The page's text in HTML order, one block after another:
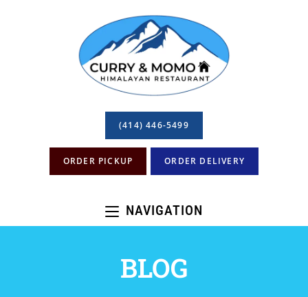
(414) 446-5499
ORDER PICKUP ORDER DELIVERY
NAVIGATION
BLOG